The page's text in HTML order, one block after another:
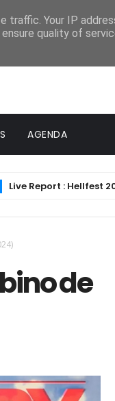
AGENDA
: Hellfest 2026 -
de
traffic. Your IP
quality of